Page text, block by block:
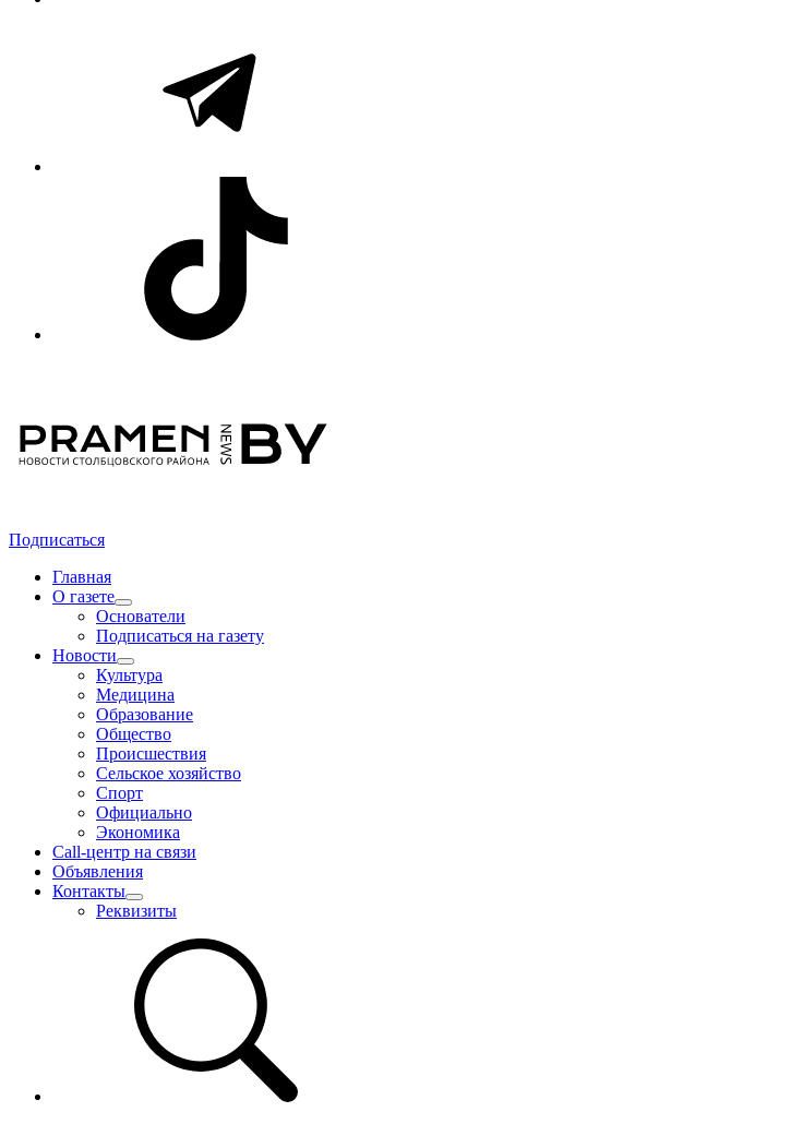
Подписаться
Главная
О газете
Основатели
Подписаться на газету
Новости
Культура
Медицина
Образование
Общество
Происшествия
Сельское хозяйство
Спорт
Официально
Экономика
Call-центр на связи
Объявления
Контакты
Реквизиты